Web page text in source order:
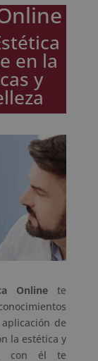
en la
y
Online te
de
la estética y
con él te